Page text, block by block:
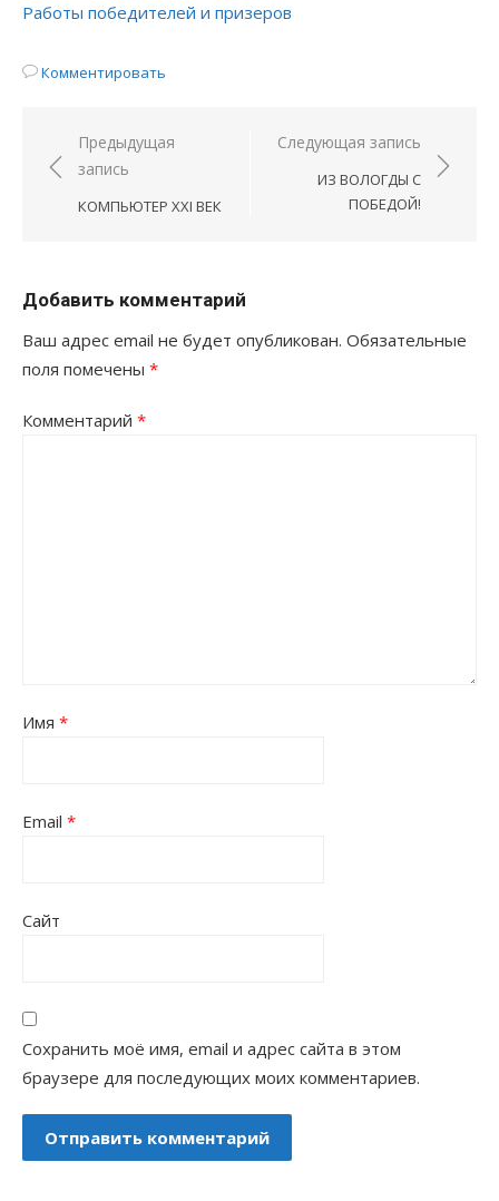
Работы победителей и призеров
Комментировать
Навигация
по
записям
Предыдущая
запись
КОМПЬЮТЕР XXI ВЕК
Следующая запись
ИЗ ВОЛОГДЫ С
ПОБЕДОЙ!
Добавить комментарий
Ваш адрес email не будет опубликован. Обязательные
поля помечены *
Комментарий *
Имя *
Email *
Сайт
Сохранить моё имя, email и адрес сайта в этом
браузере для последующих моих комментариев.